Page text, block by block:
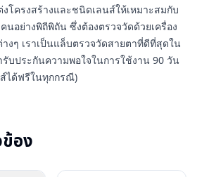
โครงสร้างและชนิดเลนส์ให้เหมาะสมกับ
อย่างพิถีพิถัน ซึ่งต้องตรวจวัดด้วยเครื่อง
งๆ เราเป็นแล็บตรวจวัดสายตาที่ดีที่สุดใน
รับประกันความพอใจในการใช้งาน 90 วัน
ได้ฟรีในทุกกรณี)
อง